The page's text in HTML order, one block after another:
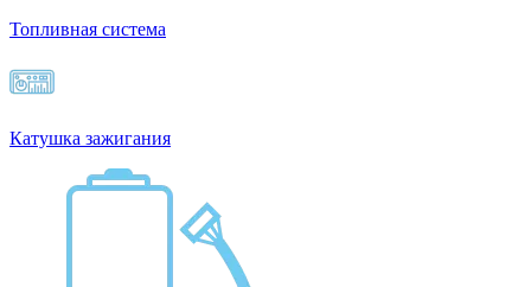
Топливная система
Катушка зажигания